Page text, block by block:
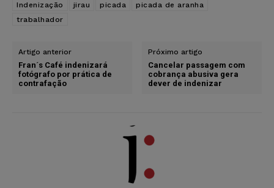
Indenização
jirau picada
picada de aranha
trabalhador
Artigo anterior
Fran´s Café indenizará
fotógrafo por prática de
contrafação
Próximo artigo
Cancelar passagem com
cobrança abusiva gera
dever de indenizar